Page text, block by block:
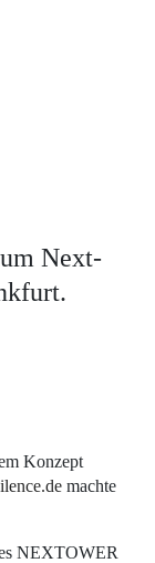
Next-
Konzept
machte
NEXTOWER